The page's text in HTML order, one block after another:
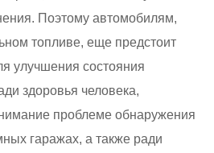
Поэтому автомобилям,
топливе, еще предстоит
улучшения состояния
здоровья человека,
проблеме обнаружения
гаражах, а также ради